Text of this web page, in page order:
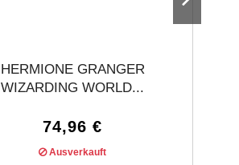
HERMIONE GRANGER
WIZARDING WORLD...
74,96 €
Ausverkauft